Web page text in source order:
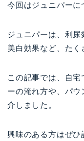
今回はジュニパーに
ジュニパーは、利尿
美白効果など、たく
この記事では、自宅
ーの淹れ方や、パ
介しました。
興味のある方はぜひ